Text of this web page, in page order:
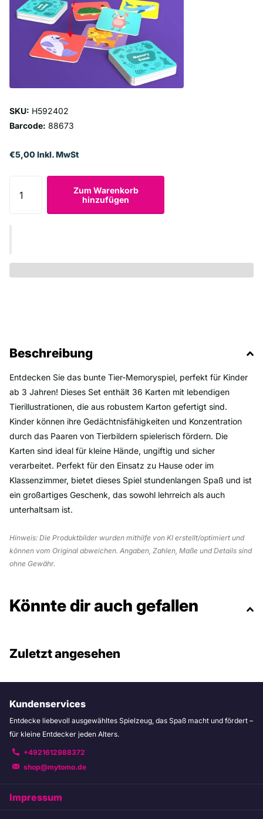
SKU: H592402
Barcode: 88673
€5,00 Inkl. MwSt
Zum Warenkorb
hinzufügen
Beschreibung
Entdecken Sie das bunte Tier-Memoryspiel, perfekt für Kinder
ab 3 Jahren! Dieses Set enthält 36 Karten mit lebendigen
Tierillustrationen, die aus robustem Karton gefertigt sind.
Kinder können ihre Gedächtnisfähigkeiten und Konzentration
durch das Paaren von Tierbildern spielerisch fördern. Die
Karten sind ideal für kleine Hände, ungiftig und sicher
verarbeitet. Perfekt für den Einsatz zu Hause oder im
Klassenzimmer, bietet dieses Spiel stundenlangen Spaß und ist
ein großartiges Geschenk, das sowohl lehrreich als auch
unterhaltsam ist.
Hinweis: Die Produktbilder wurden mithilfe von KI erstellt/optimiert und
können vom Original abweichen. Angaben, Zahlen, Maße und Details sind
ohne Gewähr.
Könnte dir auch gefallen
Zuletzt angesehen
Kundenservices
Entdecke liebevoll ausgewähltes Spielzeug, das Spaß macht und fördert –
für kleine Entdecker jeden Alters.
+4921612988372
shop@mytomo.de
Impressum